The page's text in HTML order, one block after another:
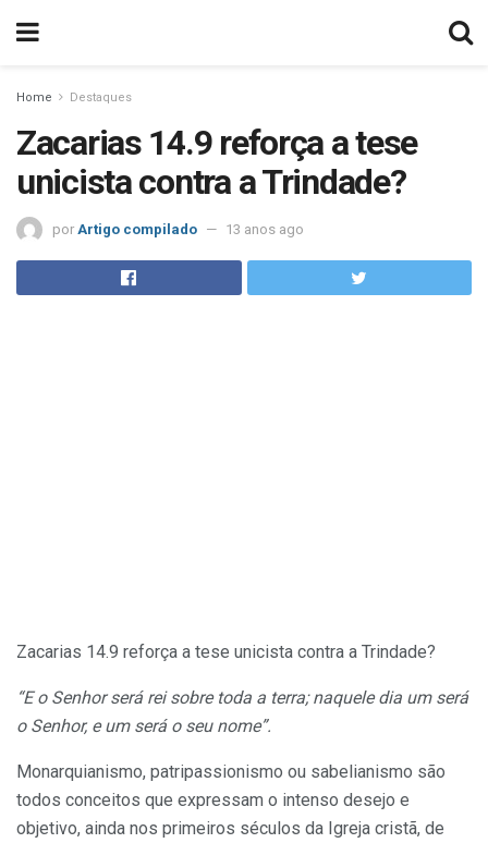
Home Destaques
Zacarias 14.9 reforça a tese
unicista contra a Trindade?
por Artigo compilado 13 anos ago
Zacarias 14.9 reforça a tese unicista contra a Trindade?
“E o Senhor será rei sobre toda a terra; naquele dia um será
o Senhor, e um será o seu nome”.
Monarquianismo, patripassionismo ou sabelianismo são
todos conceitos que expressam o intenso desejo e
objetivo, ainda nos primeiros séculos da Igreja cristã, de